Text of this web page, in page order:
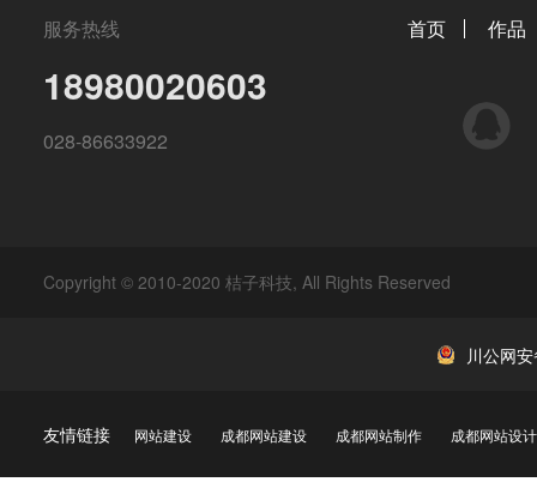
服务热线
18980020603
028-86633922
首页 作品
QQ
Copyright © 2010-2020 桔子科技, All Rights Reserved
川公网
友情链接 网站建设 成都网站建设 成都网站制作 成都网站设计